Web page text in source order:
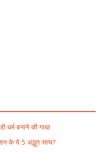
धर्म बनाने की गाथा
के ये 5 अद्भुत सत्य?